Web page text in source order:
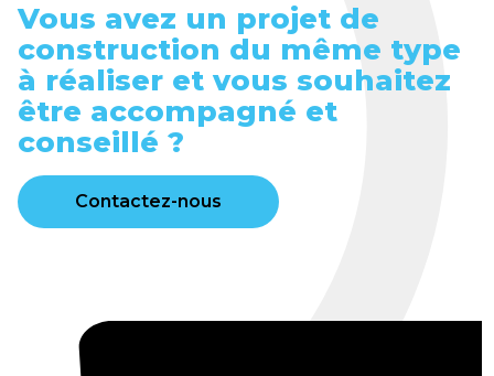
Vous avez un projet de
construction du même type
à réaliser et vous souhaitez
être accompagné et
conseillé ?
Contactez-nous